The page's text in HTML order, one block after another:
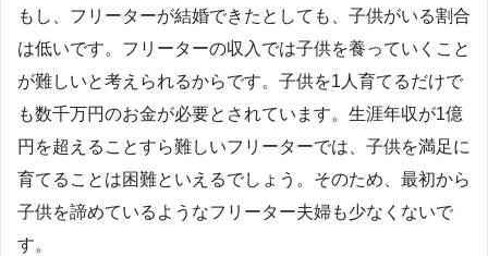
もし、フリーターが結婚できたとしても、子供がいる割合
は低いです。フリーターの収入では子供を養っていくこと
が難しいと考えられるからです。子供を1人育てるだけで
も数千万円のお金が必要とされています。生涯年収が1億
円を超えることすら難しいフリーターでは、子供を満足に
育てることは困難といえるでしょう。そのため、最初から
子供を諦めているようなフリーター夫婦も少なくないで
す。